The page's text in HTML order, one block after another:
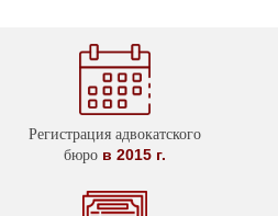
Регистрация адвокатского
бюро в 2015 г.